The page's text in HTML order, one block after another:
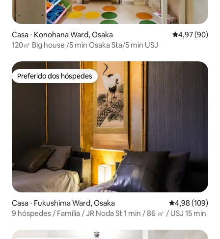
Casa ⋅ Konohana Ward, Osaka 4,97 de uma
4,97 (90)
120㎡ Big house /5 min Osaka Sta/5 min USJ
Preferido dos hóspedes
Preferido dos hóspedes
Casa ⋅ Fukushima Ward, Osaka 4,98 de uma
4,98 (109)
9 hóspedes / Família / JR Noda St 1 min / 86 ㎡ / USJ 15 min